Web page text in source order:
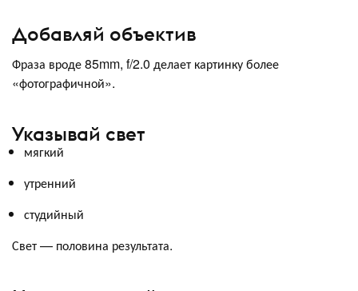
Добавляй объектив
Фраза вроде 85mm, f/2.0 делает картинку более
«фотографичной».
Указывай свет
мягкий
утренний
студийный
Свет — половина результата.